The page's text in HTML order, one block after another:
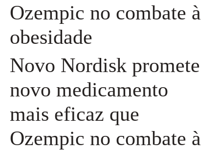
Ozempic no combate à
obesidade
Novo Nordisk promete
novo medicamento
mais eficaz que
Ozempic no combate à